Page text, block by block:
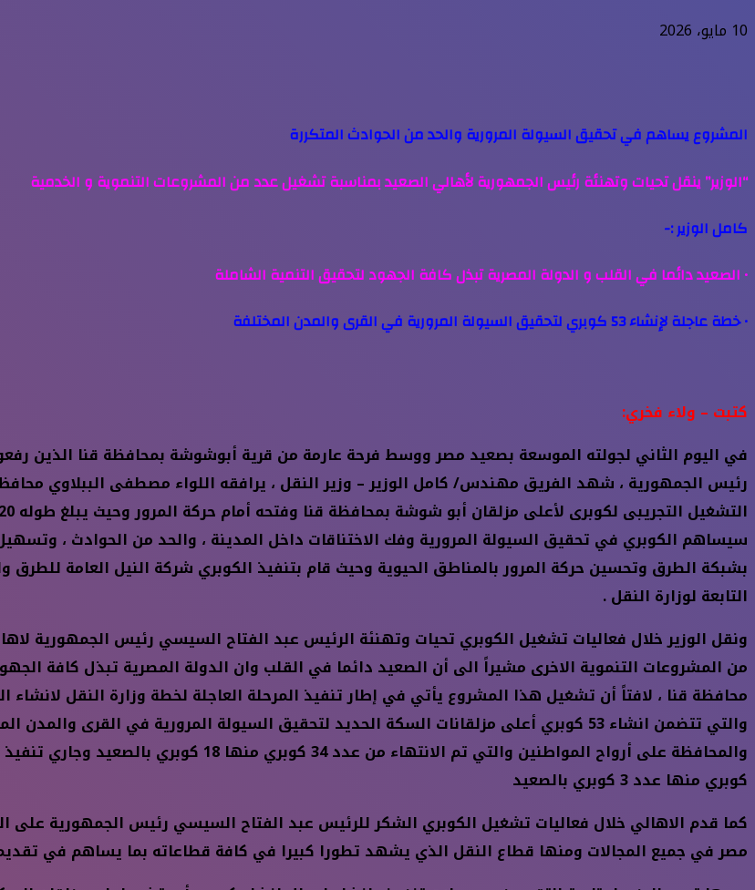
10 مايو، 2026
المشروع يساهم في تحقيق السيولة المرورية والحد من الحوادث المتكررة
“الوزير” ينقل تحيات وتهنئة رئيس الجمهورية لأهالي الصعيد بمناسبة تشغيل عدد من المشروعات التنموية و الخدمية
كامل الوزير :-
• الصعيد دائما في القلب و الدولة المصرية تبذل كافة الجهود لتحقيق التنمية الشاملة
• خطة عاجلة لإنشاء 53 كوبري لتحقيق السيولة المرورية في القرى والمدن المختلفة
كتبت – ولاء فخري:
في اليوم الثاني لجولته الموسعة بصعيد مصر ووسط فرحة عارمة من قرية أبوشوشة بمحافظة قنا الذين
رئيس الجمهورية ، شهد الفريق مهندس/ كامل الوزير – وزير النقل ، يرافقه اللواء مصطفى الببلاوي
سيساهم الكوبري في تحقيق السيولة المرورية وفك الاختناقات داخل المدينة ، والحد من الحوادث ،
بشبكة الطرق وتحسين حركة المرور بالمناطق الحيوية وحيث قام بتنفيذ الكوبري شركة النيل العامة للطرق
التابعة لوزارة النقل.
ونقل الوزير خلال فعاليات تشغيل الكوبري تحيات وتهنئة الرئيس عبد الفتاح السيسي رئيس الجمهورية
من المشروعات التنموية الاخرى مشيراً الى أن الصعيد دائما في القلب وان الدولة المصرية تبذل كافة
محافظة قنا ، لافتاً أن تشغيل هذا المشروع يأتي في إطار تنفيذ المرحلة العاجلة لخطة وزارة النقل
والتي تتضمن انشاء 53 كوبري أعلى مزلقانات السكة الحديد لتحقيق السيولة المرورية في
كوبري منها عدد 3 كوبري بالصعيد
كما قدم الاهالي خلال فعاليات تشغيل الكوبري الشكر للرئيس عبد الفتاح السيسي رئيس الجمهورية على
مصر في جميع المجالات ومنها قطاع النقل الذي يشهد تطورا كبيرا في كافة قطاعاته بما يساهم في تقديم